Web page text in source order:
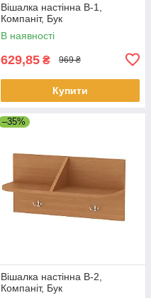
Вішалка настінна В-1,
Компаніт, Бук
В наявності
629,85 ₴ 969 ₴
Купити
–35%
Вішалка настінна В-2,
Компаніт, Бук